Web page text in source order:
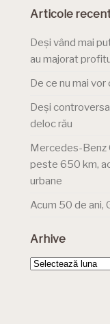
Articole
Deși vând mai
au majorat
De ce nu mai
Deși
deloc rău
Mercedes-Benz
peste 650 km,
urbane
Acum 50 de ani,
Arhive
Arhive